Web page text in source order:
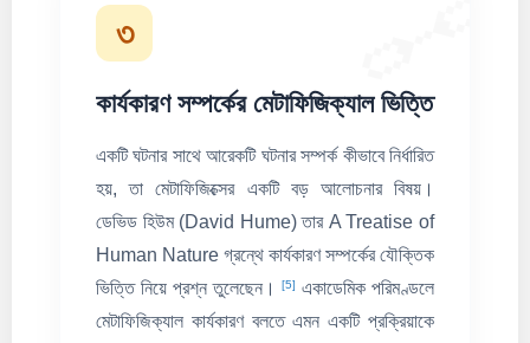
৩
কার্যকারণ সম্পর্কের মেটাফিজিক্যাল ভিত্তি
একটি ঘটনার সাথে আরেকটি ঘটনার সম্পর্ক কীভাবে নির্ধারিত
হয়, তা মেটাফিজিক্সের একটি বড় আলোচনার বিষয়।
ডেভিড হিউম (David Hume) তার A Treatise of
Human Nature গ্রন্থে কার্যকারণ সম্পর্কের যৌক্তিক
ভিত্তি নিয়ে প্রশ্ন তুলেছেন।
[5] একাডেমিক পরিমণ্ডলে
মেটাফিজিক্যাল কার্যকারণ বলতে এমন একটি প্রক্রিয়াকে